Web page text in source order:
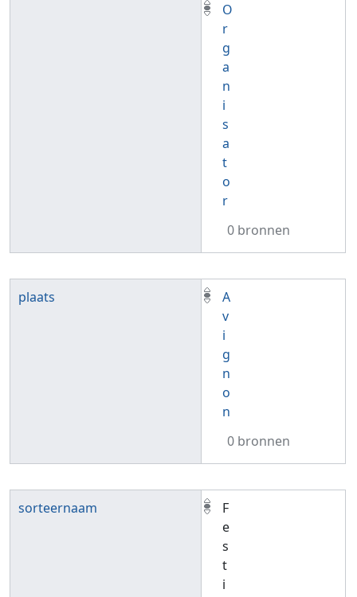
O
r
g
a
n
i
s
a
t
o
r
0 bronnen
plaats
A
v
i
g
n
o
n
0 bronnen
sorteernaam
F
e
s
t
i